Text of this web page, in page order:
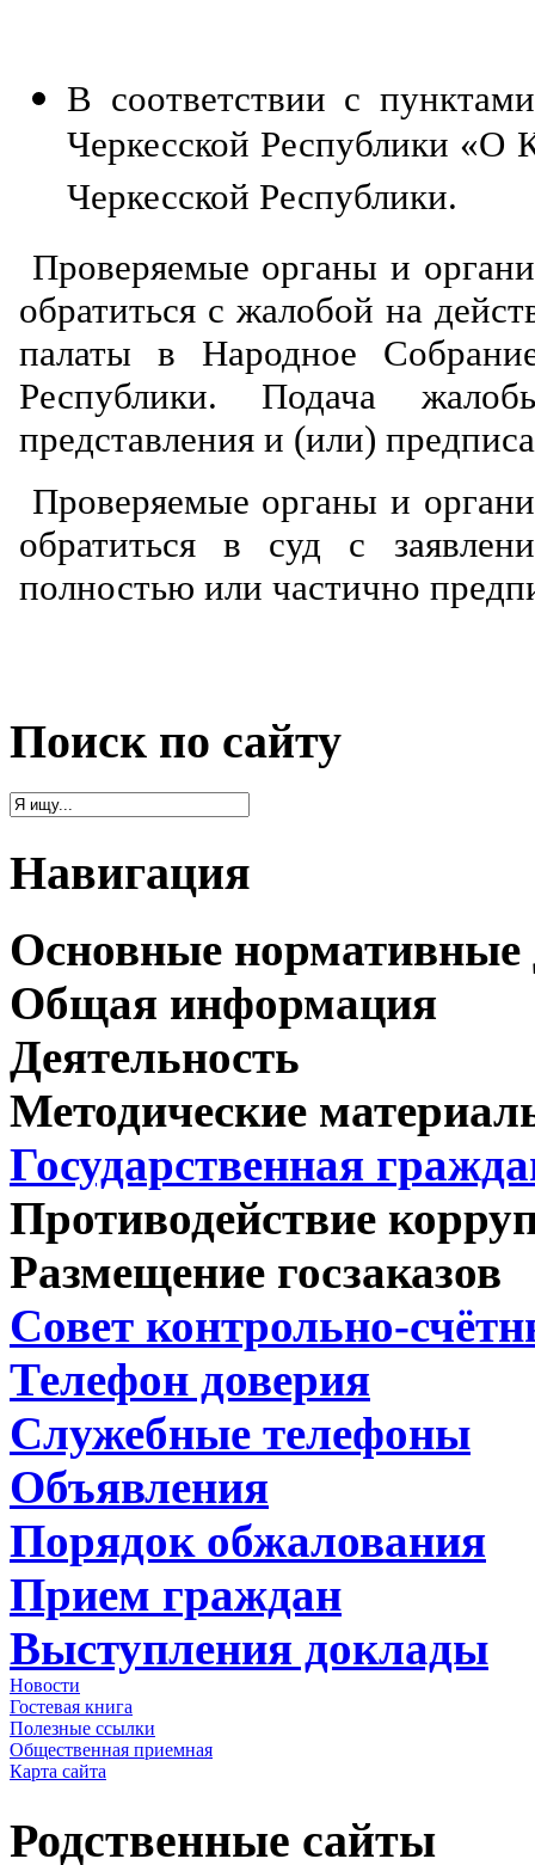
В соответствии с
Черкесской Республики «О
Черкесской Республики.
Проверяемые органы и
обратиться с жалобой на
палаты в Народное
Республики. Подача
представления и (или)
Проверяемые органы и
обратиться в суд с
полностью или частично
Поиск по сайту
Навигация
Основные нормативные
Общая информация
Деятельность
Методические
Государственная
Противодействие
Размещение госзаказов
Совет контрольно-
Телефон доверия
Служебные телефоны
Объявления
Порядок обжалования
Прием граждан
Выступления доклады
Новости
Гостевая книга
Полезные ссылки
Общественная приемная
Карта сайта
Родственные сайты